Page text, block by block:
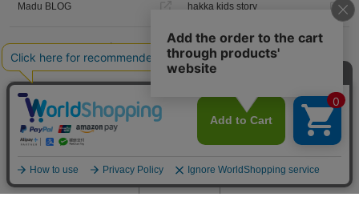
Madu BLOG hakka kids story
Hakka Online Shopギフトラッピ
ング
プライバシーポリシー ご利用規約